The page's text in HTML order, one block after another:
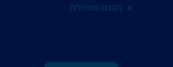
הגנה מנוהלת